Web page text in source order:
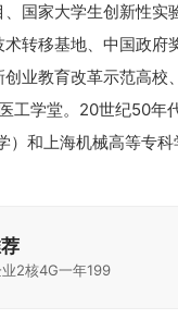
国家大学生创新性
转移基地、中国政
业教育改革示范高
工学堂。20世纪50年
和上海机械高等专
2核4G一年199